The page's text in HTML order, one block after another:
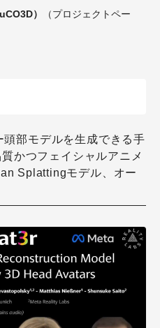
）
（プロジェクトペー
部モデルを生成できる手
かつフェイシャルアニメ
Splattingモデル、オー